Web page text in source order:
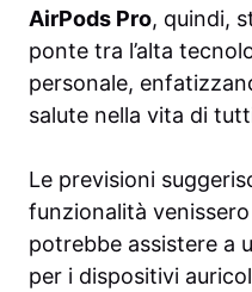
AirPods Pro, quindi,
ponte tra l’alta
personale,
salute nella vita di
Le previsioni
funzionalità
potrebbe assistere a
per i dispositivi